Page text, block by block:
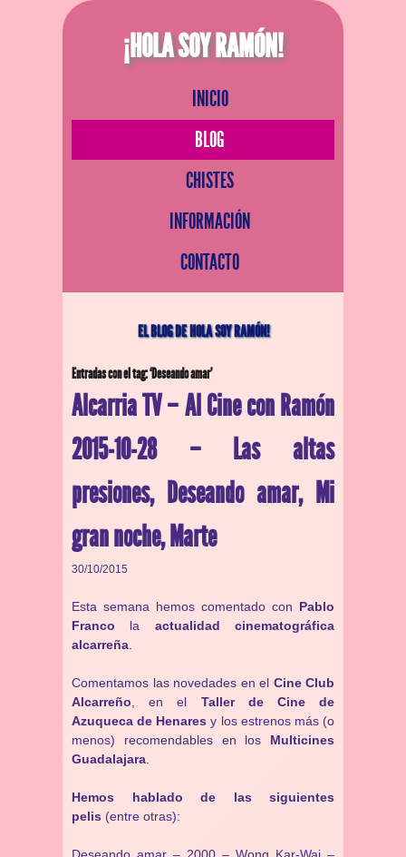
¡HOLA SOY RAMÓN!
INICIO
BLOG
CHISTES
INFORMACIÓN
CONTACTO
EL BLOG DE HOLA SOY RAMÓN!
Entradas con el tag: ‘Deseando amar’
Alcarria TV – Al Cine con Ramón
2015-10-28 – Las altas
presiones, Deseando amar, Mi
gran noche, Marte
30/10/2015
Esta semana hemos comentado con Pablo
Franco la actualidad cinematográfica
alcarreña
Comentamos las novedades en el Cine Club
Alcarreño , en el Taller de Cine de
Azuqueca de Henaresy los estrenos más (o
menos) recomendables en los Multicines
Guadalajara
Hemos hablado de las siguientes
pelis (entre otras):